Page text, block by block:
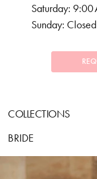
Saturday:
Sunday: Closed
COLLECTIONS
BRIDE